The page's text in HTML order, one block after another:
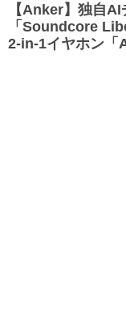
【Anker】独自
「Soundcore
2-in-1イヤホン「